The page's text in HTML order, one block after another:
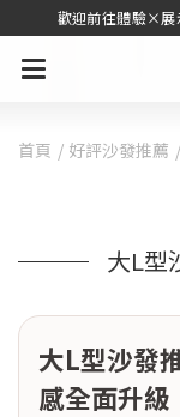
歡迎前往體驗×
首頁 好評沙發推薦
大L型
大L型沙發
感全面升級